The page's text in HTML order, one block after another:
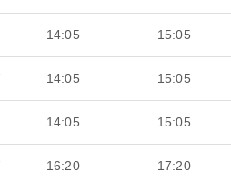
14:05 15:05
14:05 15:05
14:05 15:05
16:20 17:20